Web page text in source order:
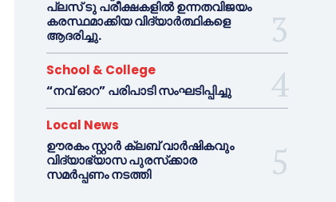
പ്ലസ് ടു പരീക്ഷകളിൽ ഉന്നതവിജയം
കരസ്ഥമാക്കിയ വിദ്യാർത്ഥികളെ
ആദരിച്ചു.
School & College
“നവ് ഓറ” പരിപാടി സംഘടിപ്പിച്ചു
Local News
ഊരകം സ്റ്റാർ ക്ലബ് വാർഷികവും
വിദ്യാഭ്യാസ പുരസ്‌ക്കാര
സമർപ്പണം നടത്തി